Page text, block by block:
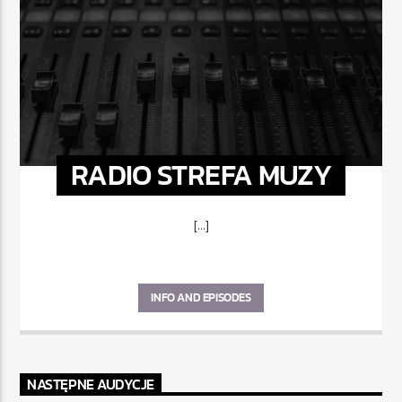
RADIO STREFA MUZY
[...]
INFO AND EPISODES
NASTĘPNE AUDYCJE